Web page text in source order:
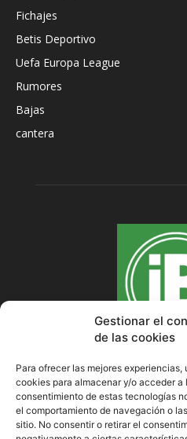
Gestionar el
de las cookies
Para ofrecer las mejores
cookies para almacenar y/o acceder
consentimiento de estas tecnologías
el comportamiento de navegación o
sitio. No consentir o retirar el
Fichajes
Betis Deportivo
Uefa Europa League
Rumores
Bajas
cantera
SOBRE